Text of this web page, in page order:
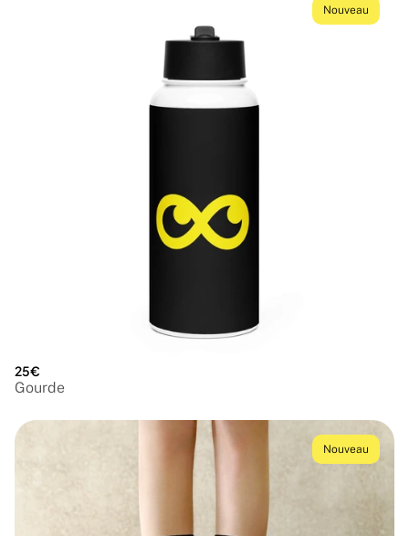
Nouveau
25€
Gourde
Nouveau